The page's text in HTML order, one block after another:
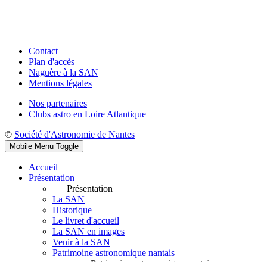
Contact
Plan d'accès
Naguère à la SAN
Mentions légales
Nos partenaires
Clubs astro en Loire Atlantique
© Société d'Astronomie de Nantes
Mobile Menu Toggle
Accueil
Présentation
Présentation
La SAN
Historique
Le livret d'accueil
La SAN en images
Venir à la SAN
Patrimoine astronomique nantais